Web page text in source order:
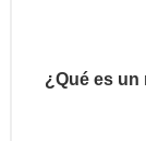
¿Qué es un